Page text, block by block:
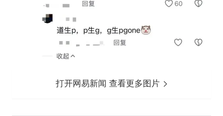
打开网易新闻 查看更多图片